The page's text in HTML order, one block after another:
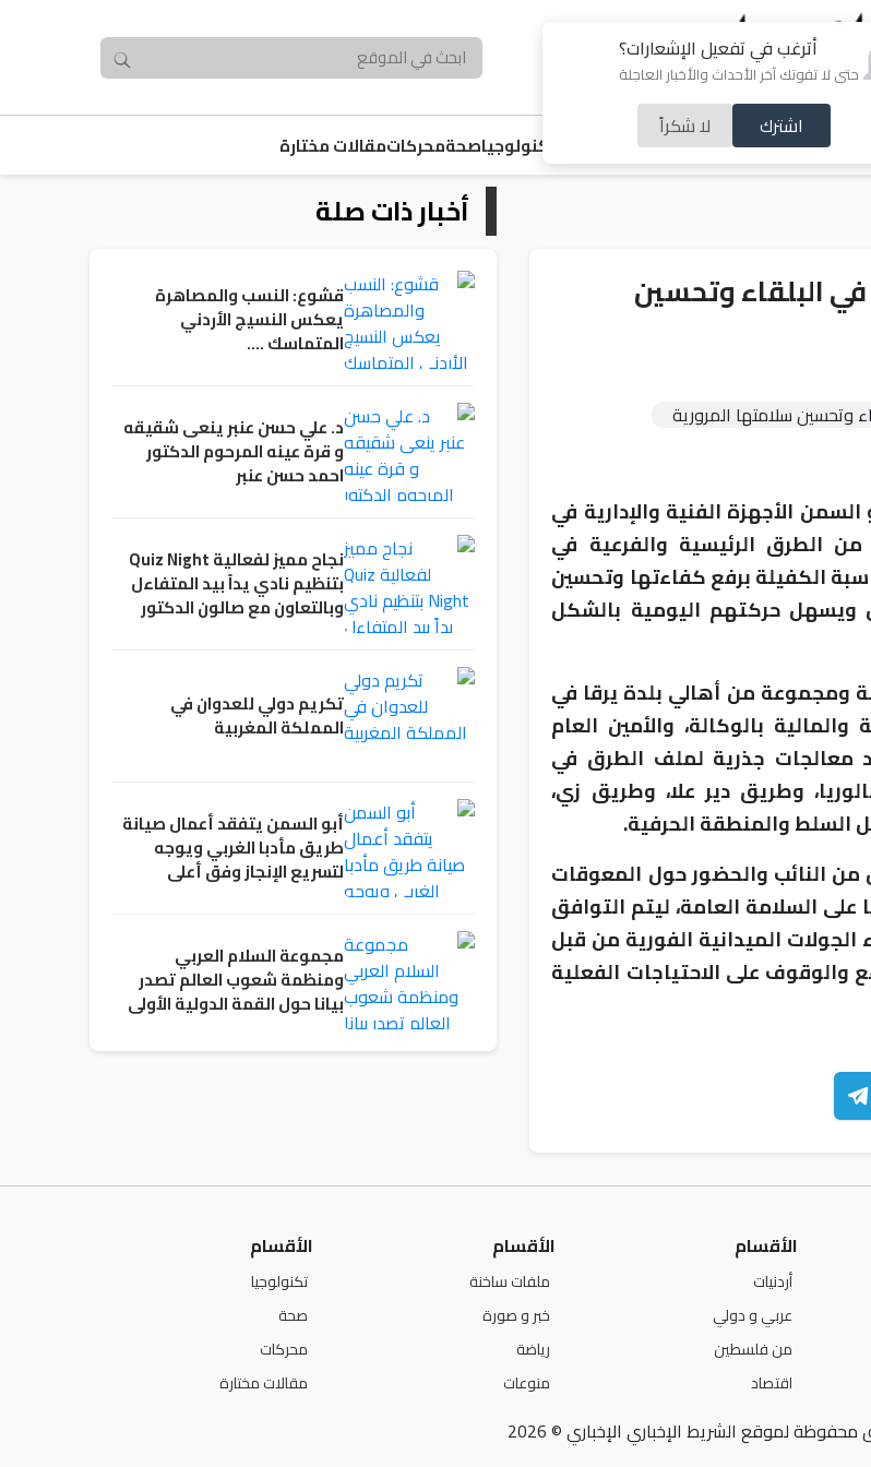
أترغب في تفعيل الإشعارات؟
حتى لا تفوتك آخر الأحداث والأخبار العاجلة
اشترك لا شكراً
ملفات ساخنةخبر و صورةرياضة تكنولوجياصحةمحركاتمقالات مختارة
البلقاء وتحسين
الأجهزة الفنية والإدارية في
الطرق الرئيسية والفرعية في
الكفيلة برفع كفاءتها وتحسين
ويسهل حركتهم اليومية بالشكل
ومجموعة من أهالي بلدة يرقا في
بالوكالة، والأمين العام
معالجات جذرية لملف الطرق في
وطريق دير علا، وطريق زي،
السلط والمنطقة الحرفية.
النائب والحضور حول المعوقات
السلامة العامة، ليتم التوافق
الميدانية الفورية من قبل
على الاحتياجات الفعلية
أخبار ذات صلة
قشوع: النسب والمصاهرة
يعكس النسيج الأردني
المتماسك ….
د. علي حسن عنبر ينعى شقيقه
و قرة عينه المرحوم الدكتور
احمد حسن عنبر
نجاح مميز لفعالية Quiz Night
بتنظيم نادي يداً بيد المتفاءل
وبالتعاون مع صالون الدكتور
تكريم دولي للعدوان في
المملكة المغربية
أبو السمن يتفقد أعمال صيانة
طريق مأدبا الغربي ويوجه
لتسريع الإنجاز وفق أعلى
المواصفات
مجموعة السلام العربي
ومنظمة شعوب العالم تصدر
بيانا حول القمة الدولية الأولى
الأردن)
الأقسام
أردنيات
عربي و دولي
من فلسطين
اقتصاد
الأقسام
ملفات ساخنة
خبر و صورة
رياضة
منوعات
الأقسام
تكنولوجيا
صحة
محركات
مقالات مختارة
لموقع الشريط الإخباري الإخباري © 2026